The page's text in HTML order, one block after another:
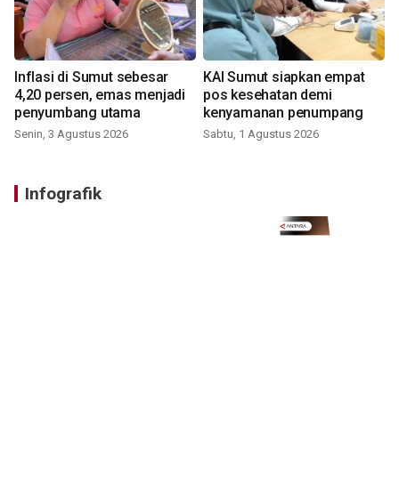
Inflasi di Sumut sebesar
4,20 persen, emas menjadi
penyumbang utama
Senin, 3 Agustus 2026
KAI Sumut siapkan empat
pos kesehatan demi
kenyamanan penumpang
Sabtu, 1 Agustus 2026
Infografik